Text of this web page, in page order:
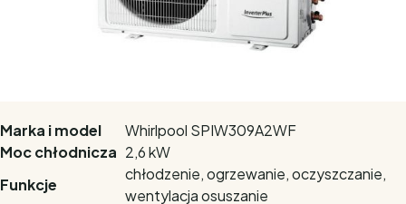
Marka i model
Whirlpool SPIW309A2WF
Moc chłodnicza 2,6 kW
Funkcje
chłodzenie, ogrzewanie, oczyszczanie,
wentylacja osuszanie